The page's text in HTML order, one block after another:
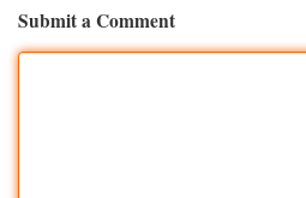
Submit a Comment